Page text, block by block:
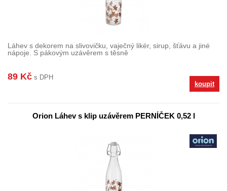
Láhev s dekorem na slivovičku, vaječný likér, sirup, šťávu a jiné
nápoje. S pákovým uzávěrem s těsně
89 Kč s DPH
koupit
Orion Láhev s klip uzávěrem PERNÍČEK 0,52 l